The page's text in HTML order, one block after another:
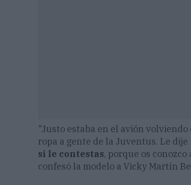
"Justo estaba en el avión
ropa a gente de la Juventus. Le
si le contestas, porque os
confesó la modelo a Vicky Martín